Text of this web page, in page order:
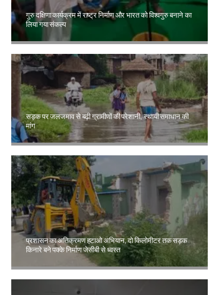
गुरु दक्षिणा कार्यक्रम में राष्ट्र निर्माण और भारत को विश्वगुरु बनाने का
लिया गया संकल्प
सड़क पर जलजमाव से बढ़ी ग्रामीणों की परेशानी, स्थायी समाधान की
मांग
Amit Lekh
प्रशासन का अतिक्रमण हटाओ अभियान, दो किलोमीटर तक सड़क
किनारे बने पक्के निर्माण जेसीबी से ध्वस्त